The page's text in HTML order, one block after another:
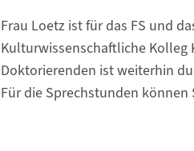
Frau Loetz ist für das FS und
Kulturwissenschaftliche Kolleg
Doktorierenden ist weiterhin
Für die Sprechstunden